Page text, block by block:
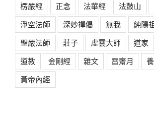
楞嚴經
正念 法華經 法鼓山
淨空法師
深妙禪偈 無我 純陽
聖嚴法師
莊子 虛雲大師 道家
道教
金剛經 雜文 雷齋月
黃帝內經